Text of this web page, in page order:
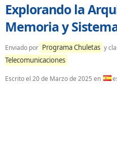
Explorando la
Memoria y
Enviado por Programa Chuletas y
Telecomunicaciones
Escrito el 20 de Marzo de 2025 en